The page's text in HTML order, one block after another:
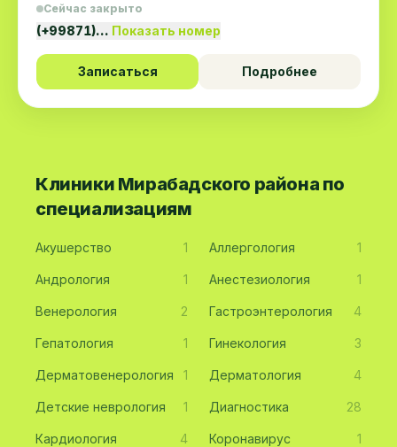
Сейчас закрыто
(+99871)… Показать номер
Записаться Подробнее
Клиники Мирабадского района по
специализациям
Акушерство 1 Аллергология 1
Андрология 1 Анестезиология 1
Венерология 2 Гастроэнтерология 4
Гепатология 1 Гинекология 3
Дерматовенерология 1 Дерматология 4
Детские неврология 1 Диагностика 28
Кардиология 4 Коронавирус 1